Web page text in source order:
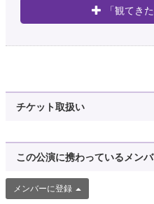
「観てき
チケット取扱い
この公演に携わっているメン
メンバーに登録